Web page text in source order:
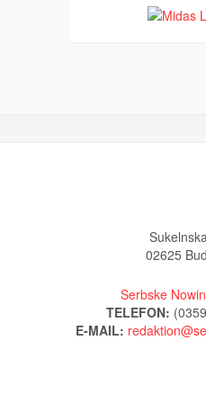
02625
Serbske
TELEFON:
E-MAIL: